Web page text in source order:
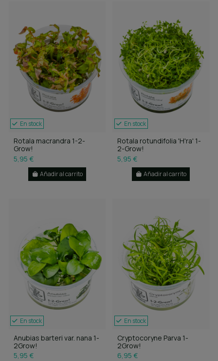
En stock
Rotala macrandra 1-2-
Grow!
5,95 €
Añadir al carrito
En stock
Rotala rotundifolia 'H'ra' 1-
2-Grow!
5,95 €
Añadir al carrito
En stock
Anubias barteri var. nana 1-
2Grow!
5,95 €
En stock
Cryptocoryne Parva 1-
2Grow!
6,95 €